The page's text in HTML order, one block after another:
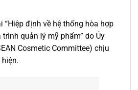
định về hệ thống hòa hợp
trình quản lý mỹ phẩm” do Ủy
Cosmetic Committee) chịu